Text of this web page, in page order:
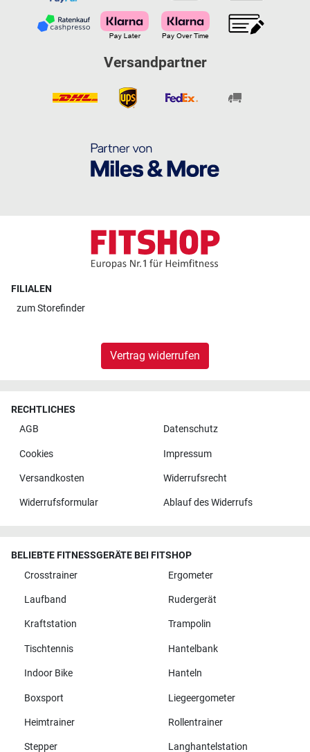
Versandpartner
FILIALEN
zumStorefinder
Vertrag widerrufen
RECHTLICHES
AGB
Datenschutz
Cookies Impressum
Versandkosten Widerrufsrecht
Widerrufsformular Ablauf des Widerrufs
BELIEBTE FITNESSGERÄTE BEI FITSHOP
Crosstrainer
Ergometer
Laufband Rudergerät
Kraftstation Trampolin
Tischtennis Hantelbank
Indoor Bike Hanteln
Boxsport Liegeergometer
Heimtrainer Rollentrainer
Stepper Langhantelstation